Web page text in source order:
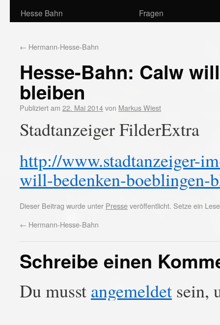
Hesse Bahn
Fragen
← Hermann-Hesse-Bahn
Hesse-Bahn: Calw
bleiben
Publiziert am 22. Mai 2014von Markus Wiest
Stadtanzeiger FilderExtra
http://www.stadtanzeiger-
will-bedenken-boeblingen-
Dieser Beitrag wurde unter Presseveröffentlicht. Setze ein
← Hermann-Hesse-Bahn
Schreibe einen
Du musst angemeldet sein,